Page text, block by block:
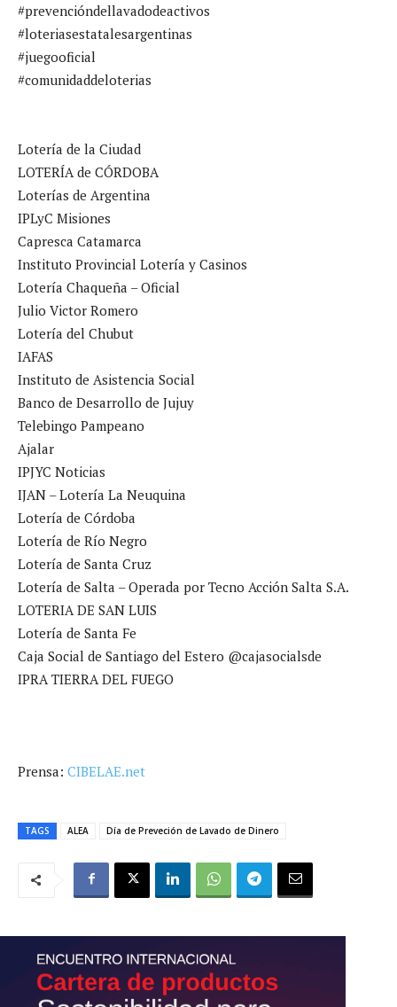
#prevencióndellavadodeactivos
#loteriasestatalesargentinas
#juegooficial
#comunidaddeloterias
Lotería de la Ciudad
LOTERÍA de CÓRDOBA
Loterías de Argentina
IPLyC Misiones
Capresca Catamarca
Instituto Provincial Lotería y Casinos
Lotería Chaqueña – Oficial
Julio Victor Romero
Lotería del Chubut
IAFAS
Instituto de Asistencia Social
Banco de Desarrollo de Jujuy
Telebingo Pampeano
Ajalar
IPJYC Noticias
IJAN – Lotería La Neuquina
Lotería de Córdoba
Lotería de Río Negro
Lotería de Santa Cruz
Lotería de Salta – Operada por Tecno Acción Salta S.A.
LOTERIA DE SAN LUIS
Lotería de Santa Fe
Caja Social de Santiago del Estero @cajasocialsde
IPRA TIERRA DEL FUEGO
Prensa: CIBELAE.net
TAGS ALEA Día de Preveción de Lavado de Dinero